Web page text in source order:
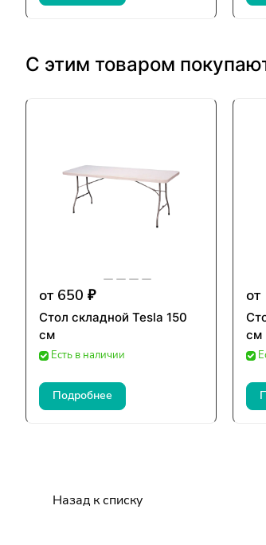
С этим товаром
от 650 ₽
Стол складной Tesla 150
см
Есть в наличии
Подробнее
от
см
Назад к списку